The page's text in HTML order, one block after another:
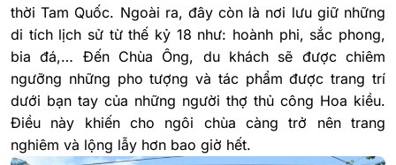
thời Tam Quốc. Ngoài ra, đây còn là nơi lưu giữ những
di tích lịch sử từ thế kỷ 18 như: hoành phi, sắc phong,
bia đá,… Đến Chùa Ông, du khách sẽ được chiêm
ngưỡng những pho tượng và tác phẩm được trang trí
dưới bạn tay của những người thợ thủ công Hoa kiều.
Điều này khiến cho ngôi chùa càng trở nên trang
nghiêm và lộng lẫy hơn bao giờ hết.